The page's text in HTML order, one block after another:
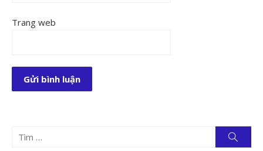
Trang web
Tìm
kiếm